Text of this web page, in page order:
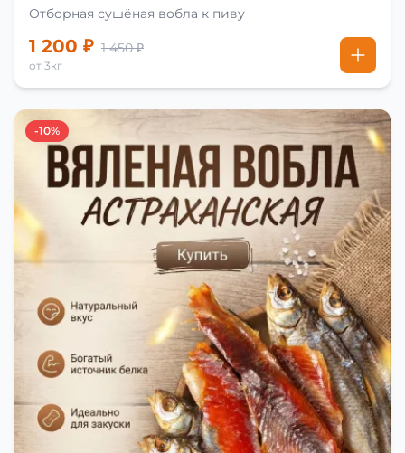
Отборная сушёная вобла к пиву
1 200 ₽ 1 450 ₽
от 3кг
-10%